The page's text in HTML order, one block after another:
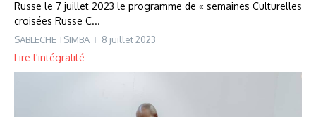
Russe le 7 juillet 2023 le programme de « semaines Culturelles
croisées Russe C...
SABLECHE TSIMBA 8 juillet 2023
Lire l'intégralité